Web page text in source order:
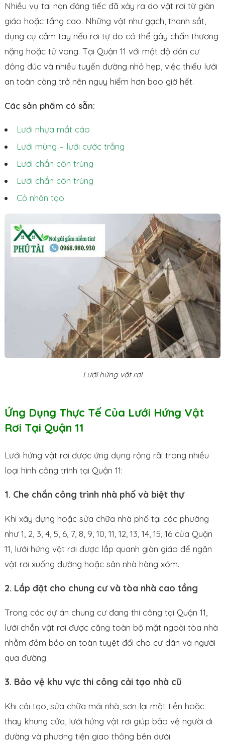
Nhiều vụ tai nạn đáng tiếc đã xảy ra do vật rơi từ giàn
giáo hoặc tầng cao. Những vật như gạch, thanh sắt,
dụng cụ cầm tay nếu rơi tự do có thể gây chấn thương
nặng hoặc tử vong. Tại Quận 11 với mật độ dân cư
đông đúc và nhiều tuyến đường nhỏ hẹp, việc thiếu lưới
an toàn càng trở nên nguy hiểm hơn bao giờ hết.
Các sản phẩm có sẵn:
Lưới nhựa mắt cáo
Lưới mùng – lưới cước trắng
Lưới chắn côn trùng
Lưới chắn côn trùng
Cỏ nhân tạo
Lưới hứng vật rơi
Ứng Dụng Thực Tế Của Lưới Hứng Vật
Rơi Tại Quận 11
Lưới hứng vật rơi được ứng dụng rộng rãi trong nhiều
loại hình công trình tại Quận 11:
1. Che chắn công trình nhà phố và biệt thự
Khi xây dựng hoặc sửa chữa nhà phố tại các phường
như 1, 2, 3, 4, 5, 6, 7, 8, 9, 10, 11, 12, 13, 14, 15, 16 của Quận
11, lưới hứng vật rơi được lắp quanh giàn giáo để ngăn
vật rơi xuống đường hoặc sân nhà hàng xóm.
2. Lắp đặt cho chung cư và tòa nhà cao tầng
Trong các dự án chung cư đang thi công tại Quận 11,
lưới chắn vật rơi được căng toàn bộ mặt ngoài tòa nhà
nhằm đảm bảo an toàn tuyệt đối cho cư dân và người
qua đường.
3. Bảo vệ khu vực thi công cải tạo nhà cũ
Khi cải tạo, sửa chữa mái nhà, sơn lại mặt tiền hoặc
thay khung cửa, lưới hứng vật rơi giúp bảo vệ người đi
đường và phương tiện giao thông bên dưới.